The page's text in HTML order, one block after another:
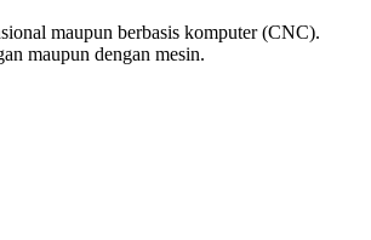
maupun berbasis komputer (CNC).
maupun dengan mesin.